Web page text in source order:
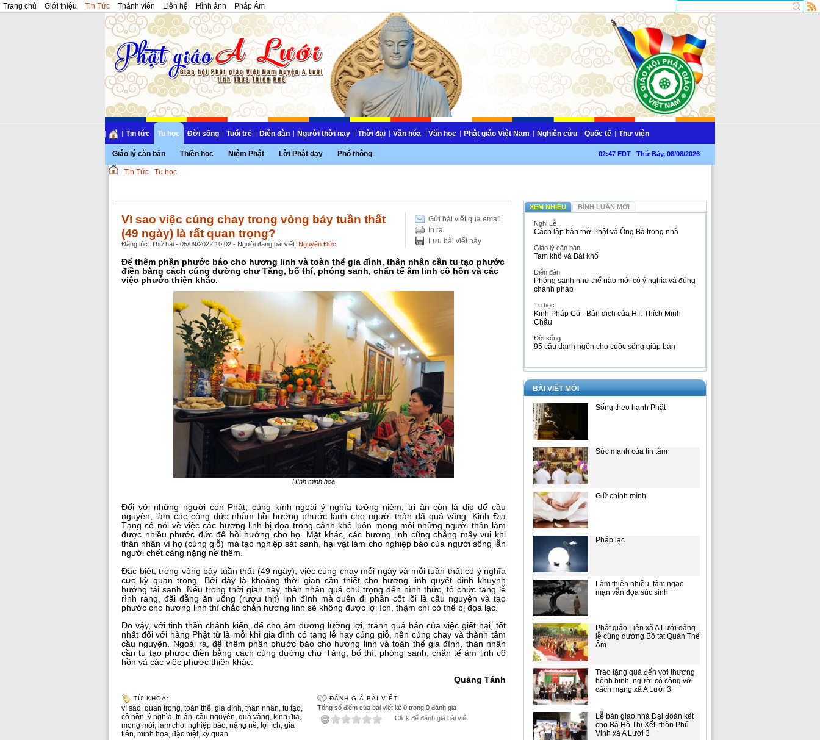
Trang chủ Giới thiệu Tin Tức Thành viên Liên hệ Hình ảnh Pháp Âm
Tin tức Tu học
Giáo lý căn bản Thiền học Niệm Phật Lời Phật dạy Phổ thông
Đời sống Tuổi trẻ Diễn đàn Người thời nay Thời đại Văn hóa Văn học Phật giáo Việt Nam Nghiên cứu Quốc tế Thư viện
02:47 EDT Thứ Bảy, 08/08/2026
Tin Tức Tu học
Gửi bài viết qua email
In ra
Lưu bài viết này
Vì sao việc cúng chay trong vòng bảy tuần thất
(49 ngày) là rất quan trọng?
Đăng lúc: Thứ hai - 05/09/2022 10:02 - Người đăng bài viết: Nguyên Đức
Để thêm phần phước báo cho hương linh và toàn thể gia đình, thân nhân cần tu tạo phước
điền bằng cách cúng dường chư Tăng, bố thí, phóng sanh, chẩn tế âm linh cô hồn và các
việc phước thiện khác.
Hình minh hoạ
Đối với những người con Phật, cúng kính ngoài ý nghĩa tưởng niệm, tri ân còn là dịp để cầu
nguyện, làm các công đức nhằm hồi hướng phước lành cho người thân đã quá vãng. Kinh Địa
Tạng có nói về việc các hương linh bị đọa trong cảnh khổ luôn mong mỏi những người thân làm
được nhiều phước đức để hồi hướng cho họ. Mặt khác, các hương linh cũng chẳng mấy vui khi
thân nhân vì họ (cúng giỗ) mà tạo nghiệp sát sanh, hại vật làm cho nghiệp báo của người sống lẫn
người chết càng nặng nề thêm.
Đặc biệt, trong vòng bảy tuần thất (49 ngày), việc cúng chay mỗi ngày và mỗi tuần thất có ý nghĩa
cực kỳ quan trọng. Bởi đây là khoảng thời gian cần thiết cho hương linh quyết định khuynh
hướng tái sanh. Nếu trong thời gian này, thân nhân quá chú trọng đến hình thức, tổ chức tang lễ
rình rang, đãi đằng ăn uống (rượu thịt) linh đình mà quên đi phần cốt lõi là cầu nguyện và tạo
phước cho hương linh thì chắc chắn hương linh sẽ không được lợi ích, thậm chí có thể bị đọa lạc.
Do vậy, với tinh thần chánh kiến, để cho âm dương lưỡng lợi, tránh quả báo của việc giết hại, tốt
nhất đối với hàng Phật tử là mỗi khi gia đình có tang lễ hay cúng giỗ, nên cúng chay và thành tâm
cầu nguyện. Ngoài ra, để thêm phần phước báo cho hương linh và toàn thể gia đình, thân nhân
cần tu tạo phước điền bằng cách cúng dường chư Tăng, bố thí, phóng sanh, chẩn tế âm linh cô
hồn và các việc phước thiện khác.
Quảng Tánh
TỪ KHÓA:
vì sao quan trọng toàn thể gia đình thân nhân tu tạo
cô hồn ý nghĩa tri ân cầu nguyện quá vãng kinh địa
mong mỏi làm cho nghiệp báo nặng nề lợi ích gia
tiên minh họa đặc biệt, kỳ quan
ĐÁNH GIÁ BÀI VIẾT
Tổng số điểm của bài viết là: 0 trong 0 đánh giá
Click để đánh giá bài viết
XEM NHIỀU BÌNH LUẬN MỚI
Nghi Lễ
Cách lập bàn thờ Phật và Ông Bà trong nhà
Giáo lý căn bản
Tam khổ và Bát khổ
Diễn đàn
Phóng sanh như thế nào mới có ý nghĩa và đúng
chánh pháp
Tu học
Kinh Pháp Cú - Bản dịch của HT. Thích Minh
Châu
Đời sống
95 câu danh ngôn cho cuộc sống giúp bạn
BÀI VIẾT MỚI
Sống theo hạnh Phật
Sức mạnh của tín tâm
Giữ chính mình
Pháp lạc
Làm thiện nhiều, tâm ngạo
mạn vẫn đọa súc sinh
Phật giáo Liên xã A Lưới dâng
lễ cúng dường Bồ tát Quán Thế
Âm
Trao tặng quà đến với thương
bệnh binh, người có công với
cách mạng xã A Lưới 3
Lễ bàn giao nhà Đại đoàn kết
cho Bà Hồ Thị Xết, thôn Phú
Vinh xã A Lưới 3